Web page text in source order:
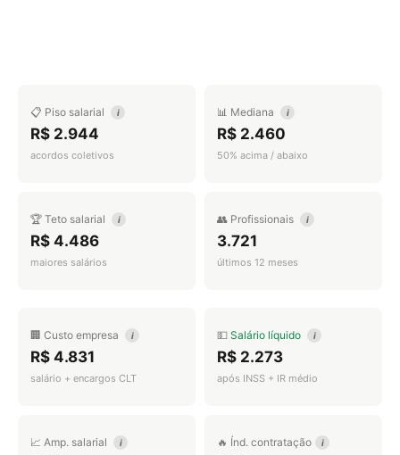
📋 Piso salarial i
R$ 2.944
acordos coletivos
📊 Mediana i
R$ 2.460
50% acima / abaixo
🏆 Teto salarial i
R$ 4.486
maiores salários
👥 Profissionais i
3.721
últimos 12 meses
🏢 Custo empresa i
R$ 4.831
salário + encargos CLT
💵 Salário líquido i
R$ 2.273
após INSS + IR médio
📈 Amp. salarial i 🔥 Índ. contratação i